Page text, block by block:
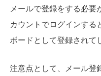
メールで登録をする必要
カウントでログインする
ボードとして登録されて
注意点として、メール登